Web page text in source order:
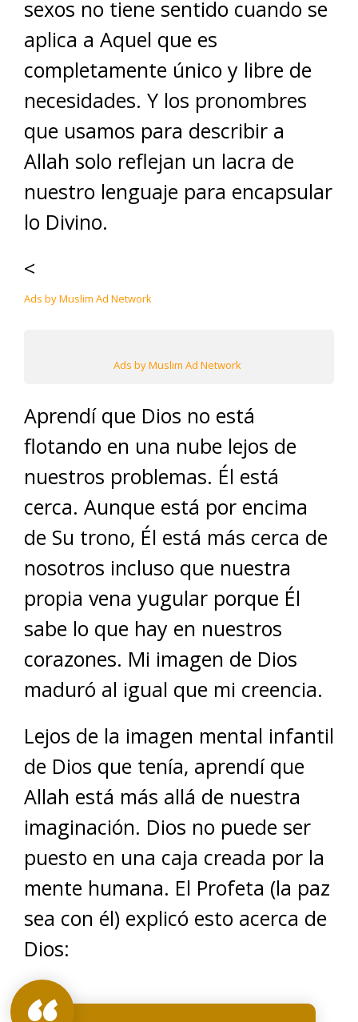
sexos no tiene sentido cuando se
aplica a Aquel que es
completamente único y libre de
necesidades. Y los pronombres
que usamos para describir a
Allah solo reflejan un lacra de
nuestro lenguaje para encapsular
lo Divino.
<
Ads by Muslim Ad Network
Ads by Muslim Ad Network
Aprendí que Dios no está
flotando en una nube lejos de
nuestros problemas. Él está
cerca. Aunque está por encima
de Su trono, Él está más cerca de
nosotros incluso que nuestra
propia vena yugular porque Él
sabe lo que hay en nuestros
corazones. Mi imagen de Dios
maduró al igual que mi creencia.
Lejos de la imagen mental infantil
de Dios que tenía, aprendí que
Allah está más allá de nuestra
imaginación. Dios no puede ser
puesto en una caja creada por la
mente humana. El Profeta (la paz
sea con él) explicó esto acerca de
Dios: